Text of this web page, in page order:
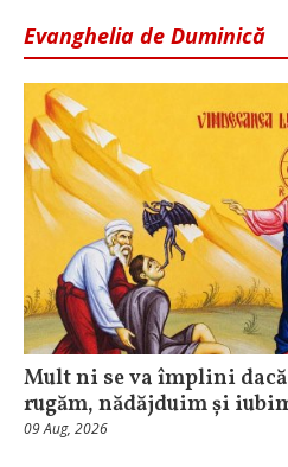
Evanghelia de Duminică
Mult ni se va împlini
rugăm, nădăjduim și
09 Aug, 2026